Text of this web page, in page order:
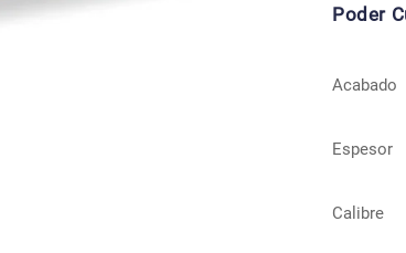
Poder
Acabado
Espesor
Calibre